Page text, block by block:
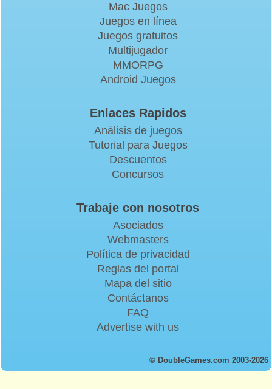
Mac Juegos
Juegos en línea
Juegos gratuitos
Multijugador
MMORPG
Android Juegos
Enlaces Rapidos
Análisis de juegos
Tutorial para Juegos
Descuentos
Concursos
Trabaje con nosotros
Asociados
Webmasters
Política de privacidad
Reglas del portal
Mapa del sitio
Contáctanos
FAQ
Advertise with us
© DoubleGames.com 2003-2026